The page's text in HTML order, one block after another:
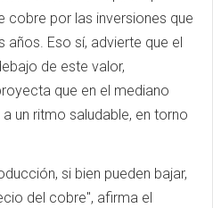
cobre por las inversiones que
años. Eso sí, advierte que el
de este valor,
que en el mediano
un ritmo saludable, en torno
si bien pueden bajar,
del cobre", afirma el